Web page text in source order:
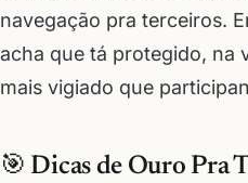
navegação pra terceiros.
acha que tá protegido, na
mais vigiado que
🎯 Dicas de Ouro Pra